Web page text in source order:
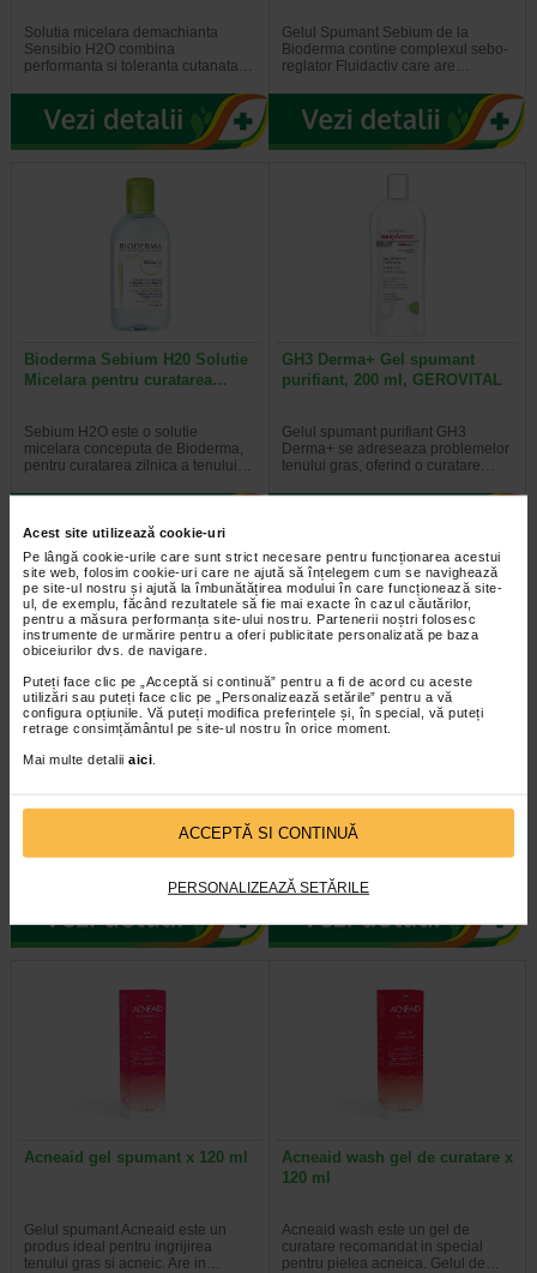
Acest site utilizează cookie-uri
Pe lângă cookie-urile care sunt strict necesare pentru funcționarea acestui
site web, folosim cookie-uri care ne ajută să înțelegem cum se navighează
pe site-ul nostru și ajută la îmbunătățirea modului în care funcționează site-
ul, de exemplu, făcând rezultatele să fie mai exacte în cazul căutărilor,
pentru a măsura performanța site-ului nostru. Partenerii noștri folosesc
instrumente de urmărire pentru a oferi publicitate personalizată pe baza
obiceiurilor dvs. de navigare.
Puteți face clic pe „Acceptă si continuă” pentru a fi de acord cu aceste
utilizări sau puteți face clic pe „Personalizează setările” pentru a vă
configura opțiunile. Vă puteți modifica preferințele și, în special, vă puteți
retrage consimțământul pe site-ul nostru în orice moment.
Mai multe detalii aici
ACCEPTĂ SI CONTINUĂ
PERSONALIZEAZĂ SETĂRILE
Solutia micelara demachianta
Sensibio H2O combina
performanta si toleranta cutanata…
Gelul Spumant Sebium de la
Bioderma contine complexul sebo-
reglator Fluidactiv care are…
Bioderma Sebium H20 Solutie
Micelara pentru curatarea…
Sebium H2O este o solutie
micelara conceputa de Bioderma,
pentru curatarea zilnica a tenului…
GH3 Derma+ Gel spumant
purifiant, 200 ml, GEROVITAL
Gelul spumant purifiant GH3
Derma+ se adreseaza problemelor
tenului gras, oferind o curatare…
IVATHERM Ivapur gel spumant
Gelul spumant purifiant Ivapur este
Himalaya Gel purificator pentru
Acneaid gel spumant x 120 ml
Gelul spumant Acneaid este un
produs ideal pentru ingrijirea
tenului gras si acneic. Are in…
Acneaid wash gel de curatare x
120 ml
Acneaid wash este un gel de
curatare recomandat in special
pentru pielea acneica. Gelul de…